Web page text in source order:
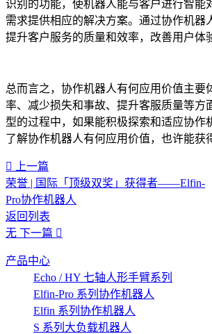
识别的功能，使机器人能与客户进行智能
需求提供相应的解决方案。通过协作机器
提升客户服务的质量和效率，改善用户体
总而言之，协作机器人有何应用价值主要
率、减少损失和事故、提升客服质量等方
型的过程中，如果能积极探索和适应协作
了解协作机器人有何应用价值，也许能获
上一篇
荣誉 | 国际「顶级双奖」获得者——Elfin-
Pro协作机器人
返回列表
无 下一篇
产品中心
Echo / HY 七轴人形手臂系列
Elfin-Pro 系列协作机器人
Elfin 系列协作机器人
S 系列大负载机器人